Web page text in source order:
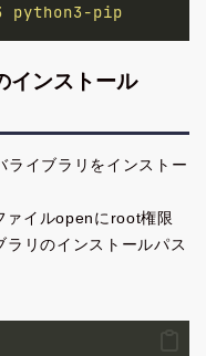
python3-pip
ンストール
ライブラリをインストー
ァイルopenにroot権限
リのインストールパス